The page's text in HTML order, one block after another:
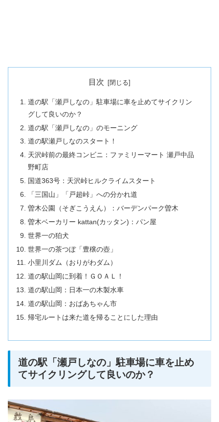
目次
道の駅「瀬戸しなの」駐車場に車を止めてサイクリン
グして良いのか？
道の駅「瀬戸しなの」のモーニング
道の駅瀬戸しなのスタート！
天沢峠前の最終コンビニ：ファミリーマート 瀬戸中品
野町店
国道363号：天沢峠ヒルクライムスタート
「三国山」「戸超峠」への分かれ道
曽木公園（そぎこうえん）：バーデンパーク曽木
曽木ベーカリー kattan(カッタン)：パン屋
世界一の狛犬
世界一の茶つぼ「豊穣の壺」
小里川ダム（おりがわダム）
道の駅山岡に到着！ＧＯＡＬ！
道の駅山岡：日本一の木製水車
道の駅山岡：おばあちゃん市
帰宅ルートは来た道を帰ることにした理由
道の駅「瀬戸しなの」駐車場に車を止め
てサイクリングして良いのか？